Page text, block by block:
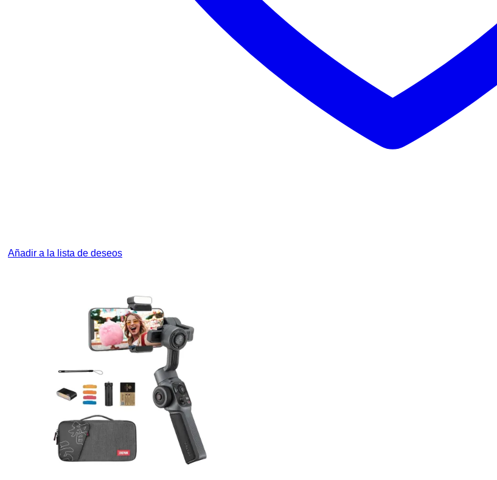
Añadir a la lista de deseos